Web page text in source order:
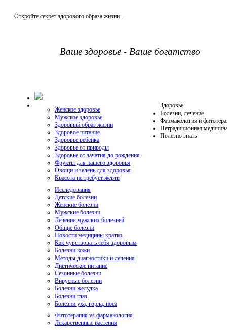
Откройте секрет здорового образа жизни ...
Ваше здоровье - Ваше богатство
Здоровье
Женское здоровье
Мужское здоровье
Здоровый образ жизни
Здоровое питание
Здоровье ребенка
Здоровье от природы
Здоровье от зачатия до рождения
Фрукты для нашего здоровья
Овощи и зелень для здоровья
Красота не требует жертв
Болезни, лечение
Исследования
Детские болезни
Женские болезни
Мужские болезни
Лечение мужских болезней
Общие болезни
Новости медицины кратко
Как чувствовать себя здоровым
Болезни кожи
Методы диагностики и лечения
Диетическое питание
Сезонные болезни
Вирусные болезни
Болезни желудка
Болезни глаз
Болезни уха, горла, носа
Фармакология и
Фитотерапия vs фармакология
Лекарственные растения
Нетрадиционная
Полезно знать